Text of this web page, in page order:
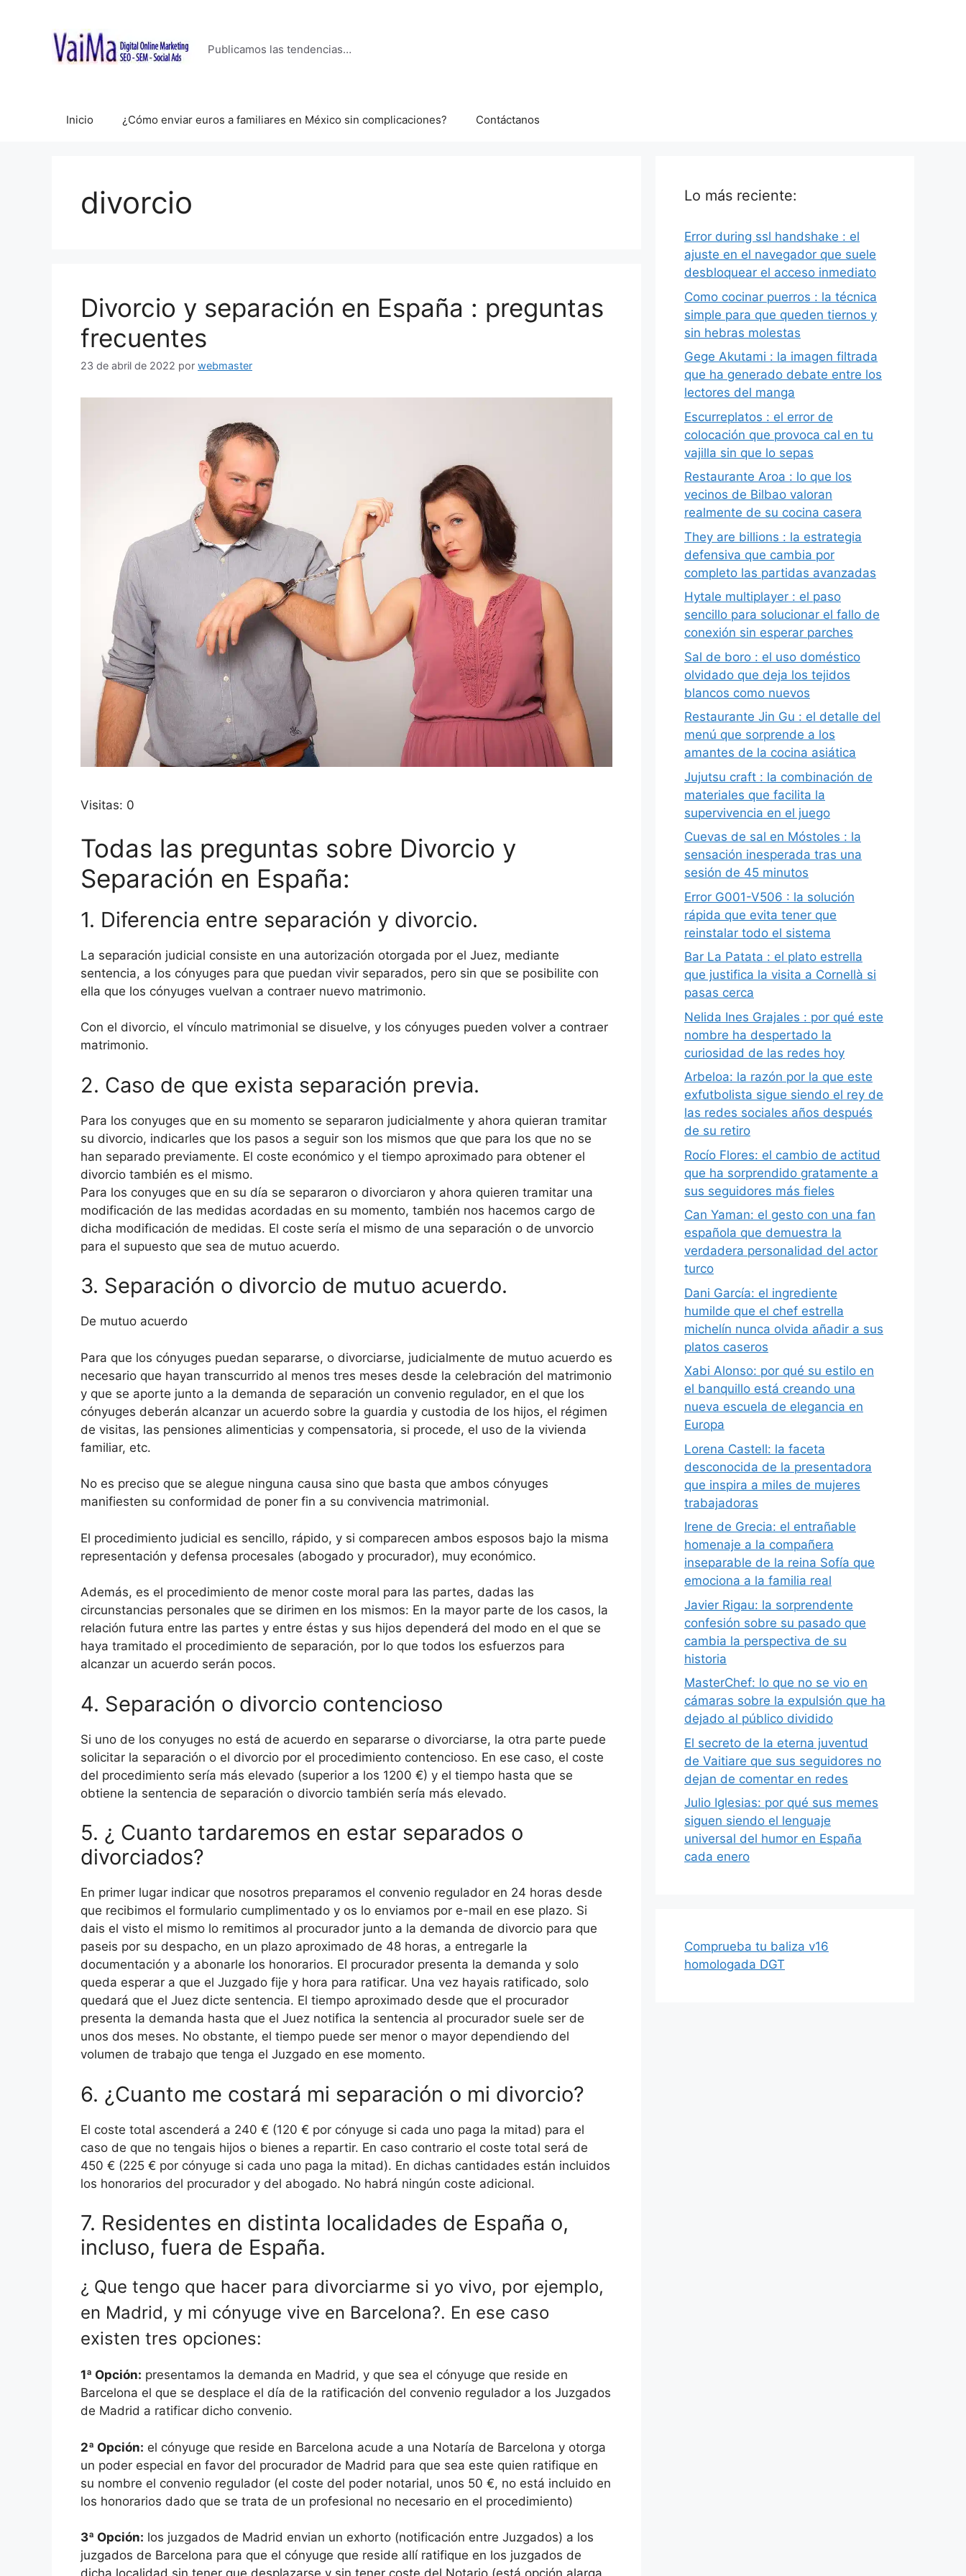
contenido
Publicamos las tendencias…
Inicio ¿Cómo enviar euros a familiares en México sin complicaciones? Contáctanos
divorcio
Divorcio y separación en España : preguntas
frecuentes
23 de abril de 2022 por webmaster
Visitas: 0
Todas las preguntas sobre Divorcio y
Separación en España:
1. Diferencia entre separación y divorcio.
La separación judicial consiste en una autorización otorgada por el Juez, mediante
sentencia, a los cónyuges para que puedan vivir separados, pero sin que se posibilite con
ella que los cónyuges vuelvan a contraer nuevo matrimonio.
Con el divorcio, el vínculo matrimonial se disuelve, y los cónyuges pueden volver a contraer
matrimonio.
2. Caso de que exista separación previa.
Para los conyuges que en su momento se separaron judicialmente y ahora quieran tramitar
su divorcio, indicarles que los pasos a seguir son los mismos que que para los que no se
han separado previamente. El coste económico y el tiempo aproximado para obtener el
divorcio también es el mismo.
Para los conyuges que en su día se separaron o divorciaron y ahora quieren tramitar una
modificación de las medidas acordadas en su momento, también nos hacemos cargo de
dicha modificación de medidas. El coste sería el mismo de una separación o de unvorcio
para el supuesto que sea de mutuo acuerdo.
3. Separación o divorcio de mutuo acuerdo.
De mutuo acuerdo
Para que los cónyuges puedan separarse, o divorciarse, judicialmente de mutuo acuerdo es
necesario que hayan transcurrido al menos tres meses desde la celebración del matrimonio
y que se aporte junto a la demanda de separación un convenio regulador, en el que los
cónyuges deberán alcanzar un acuerdo sobre la guardia y custodia de los hijos, el régimen
de visitas, las pensiones alimenticias y compensatoria, si procede, el uso de la vivienda
familiar, etc.
No es preciso que se alegue ninguna causa sino que basta que ambos cónyuges
manifiesten su conformidad de poner fin a su convivencia matrimonial.
El procedimiento judicial es sencillo, rápido, y si comparecen ambos esposos bajo la misma
representación y defensa procesales (abogado y procurador), muy económico.
Además, es el procedimiento de menor coste moral para las partes, dadas las
circunstancias personales que se dirimen en los mismos: En la mayor parte de los casos, la
relación futura entre las partes y entre éstas y sus hijos dependerá del modo en el que se
haya tramitado el procedimiento de separación, por lo que todos los esfuerzos para
alcanzar un acuerdo serán pocos.
4. Separación o divorcio contencioso
Si uno de los conyuges no está de acuerdo en separarse o divorciarse, la otra parte puede
solicitar la separación o el divorcio por el procedimiento contencioso. En ese caso, el coste
del procedimiento sería más elevado (superior a los 1200 €) y el tiempo hasta que se
obtiene la sentencia de separación o divorcio también sería más elevado.
5. ¿ Cuanto tardaremos en estar separados o
divorciados?
En primer lugar indicar que nosotros preparamos el convenio regulador en 24 horas desde
que recibimos el formulario cumplimentado y os lo enviamos por e-mail en ese plazo. Si
dais el visto el mismo lo remitimos al procurador junto a la demanda de divorcio para que
paseis por su despacho, en un plazo aproximado de 48 horas, a entregarle la
documentación y a abonarle los honorarios. El procurador presenta la demanda y solo
queda esperar a que el Juzgado fije y hora para ratificar. Una vez hayais ratificado, solo
quedará que el Juez dicte sentencia. El tiempo aproximado desde que el procurador
presenta la demanda hasta que el Juez notifica la sentencia al procurador suele ser de
unos dos meses. No obstante, el tiempo puede ser menor o mayor dependiendo del
volumen de trabajo que tenga el Juzgado en ese momento.
6. ¿Cuanto me costará mi separación o mi divorcio?
El coste total ascenderá a 240 € (120 € por cónyuge si cada uno paga la mitad) para el
caso de que no tengais hijos o bienes a repartir. En caso contrario el coste total será de
450 € (225 € por cónyuge si cada uno paga la mitad). En dichas cantidades están incluidos
los honorarios del procurador y del abogado. No habrá ningún coste adicional.
7. Residentes en distinta localidades de España o,
incluso, fuera de España.
¿ Que tengo que hacer para divorciarme si yo vivo, por ejemplo,
en Madrid, y mi cónyuge vive en Barcelona?. En ese caso
existen tres opciones:
1ª Opción: presentamos la demanda en Madrid, y que sea el cónyuge que reside en
Barcelona el que se desplace el día de la ratificación del convenio regulador a los Juzgados
de Madrid a ratificar dicho convenio.
2ª Opción: el cónyuge que reside en Barcelona acude a una Notaría de Barcelona y otorga
un poder especial en favor del procurador de Madrid para que sea este quien ratifique en
su nombre el convenio regulador (el coste del poder notarial, unos 50 €, no está incluido en
los honorarios dado que se trata de un profesional no necesario en el procedimiento)
3ª Opción: los juzgados de Madrid envian un exhorto (notificación entre Juzgados) a los
juzgados de Barcelona para que el cónyuge que reside allí ratifique en los juzgados de
Lo más reciente:
Error during ssl handshake : el
ajuste en el navegador que suele
desbloquear el acceso inmediato
Como cocinar puerros : la técnica
simple para que queden tiernos y
sin hebras molestas
Gege Akutami : la imagen filtrada
que ha generado debate entre los
lectores del manga
Escurreplatos : el error de
colocación que provoca cal en tu
vajilla sin que lo sepas
Restaurante Aroa : lo que los
vecinos de Bilbao valoran
realmente de su cocina casera
They are billions : la estrategia
defensiva que cambia por
completo las partidas avanzadas
Hytale multiplayer : el paso
sencillo para solucionar el fallo de
conexión sin esperar parches
Sal de boro : el uso doméstico
olvidado que deja los tejidos
blancos como nuevos
Restaurante Jin Gu : el detalle del
menú que sorprende a los
amantes de la cocina asiática
Jujutsu craft : la combinación de
materiales que facilita la
supervivencia en el juego
Cuevas de sal en Móstoles : la
sensación inesperada tras una
sesión de 45 minutos
Error G001-V506 : la solución
rápida que evita tener que
reinstalar todo el sistema
Bar La Patata : el plato estrella
que justifica la visita a Cornellà si
pasas cerca
Nelida Ines Grajales : por qué este
nombre ha despertado la
curiosidad de las redes hoy
Arbeloa: la razón por la que este
exfutbolista sigue siendo el rey de
las redes sociales años después
de su retiro
Rocío Flores: el cambio de actitud
que ha sorprendido gratamente a
sus seguidores más fieles
Can Yaman: el gesto con una fan
española que demuestra la
verdadera personalidad del actor
turco
Dani García: el ingrediente
humilde que el chef estrella
michelín nunca olvida añadir a sus
platos caseros
Xabi Alonso: por qué su estilo en
el banquillo está creando una
nueva escuela de elegancia en
Europa
Lorena Castell: la faceta
desconocida de la presentadora
que inspira a miles de mujeres
trabajadoras
Irene de Grecia: el entrañable
homenaje a la compañera
inseparable de la reina Sofía que
emociona a la familia real
Javier Rigau: la sorprendente
confesión sobre su pasado que
cambia la perspectiva de su
historia
MasterChef: lo que no se vio en
cámaras sobre la expulsión que ha
dejado al público dividido
El secreto de la eterna juventud
de Vaitiare que sus seguidores no
dejan de comentar en redes
Julio Iglesias: por qué sus memes
siguen siendo el lenguaje
universal del humor en España
cada enero
Comprueba tu baliza v16
homologada DGT